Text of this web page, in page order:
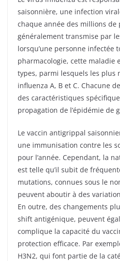
saisonnière, une infection
chaque année des millions de
généralement transmise par
lorsqu’une personne infectée
pharmacologie, cette maladie
types, parmi lesquels les plus
influenza A, B et C. Chacune
des caractéristiques
propagation de l’épidémie de
Le vaccin antigrippal
une immunisation contre les
pour l’année. Cependant, la
est telle qu’il subit de
mutations, connues sous le
peuvent aboutir à des
En outre, des changements
shift antigénique, peuvent
complique la capacité du
protection efficace. Par
H3N2, qui font partie de la